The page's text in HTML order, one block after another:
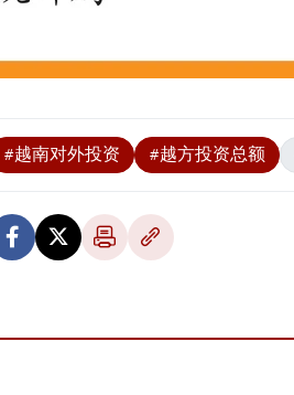
#越南对外投资 #越方投资总额